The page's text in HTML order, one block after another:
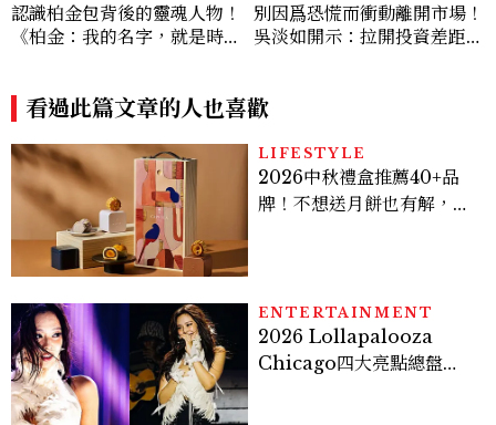
認識柏金包背後的靈魂人物！
《柏金：我的名字，就是時
別因爲恐慌而衝動離開市場！
吳淡如開示：拉開投資差距的
看過此篇文章的人也喜歡
LIFESTYLE
2026中秋禮盒推薦40+品
牌！不想送月餅也有解，送
ENTERTAINMENT
2026 Lollapalooza
Chicago四大亮點總盤